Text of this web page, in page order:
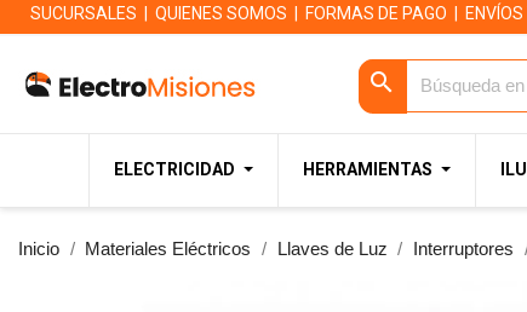
SUCURSALES QUIENES SOMOS FORMAS DE PAGO
search
ELECTRICIDAD HERRAMIENTAS
Inicio Materiales Eléctricos Llaves de Luz Interruptores